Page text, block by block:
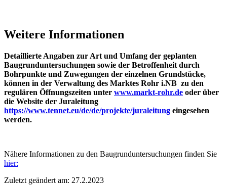
Weitere Informationen
Detaillierte Angaben zur Art und Umfang der geplanten
Baugrunduntersuchungen sowie der Betroffenheit durch
Bohrpunkte und Zuwegungen der einzelnen Grundstücke,
können in der Verwaltung des Marktes Rohr i.NB zu den
regulären Öffnungszeiten unter www.markt-rohr.de oder über
die Website der Juraleitung
https://www.tennet.eu/de/de/projekte/juraleitung eingesehen
werden.
Nähere Informationen zu den Baugrunduntersuchungen finden Sie
hier:
Zuletzt geändert am: 27.2.2023